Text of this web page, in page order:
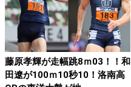
藤原孝輝が走幅跳8ｍ03！！和
田遼が100ｍ10秒10！洛南高